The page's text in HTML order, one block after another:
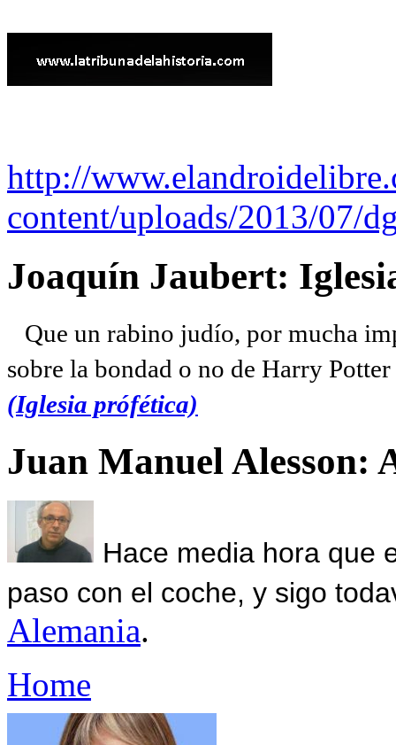
http://
content/uploads/2013/07/
Joaquín Jaubert:
Que un rabino judío, por mucha
sobre la bondad o no de Harry
(Iglesia prófética)
Juan Manuel Alesson:
Hace media hora que
paso con el coche, y sigo
Alemania.
Home